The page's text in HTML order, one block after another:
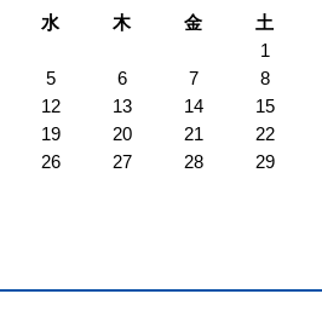
水 木 金
土
1
5 6 7
8
12 13 14
15
19 20 21
22
26 27 28
29